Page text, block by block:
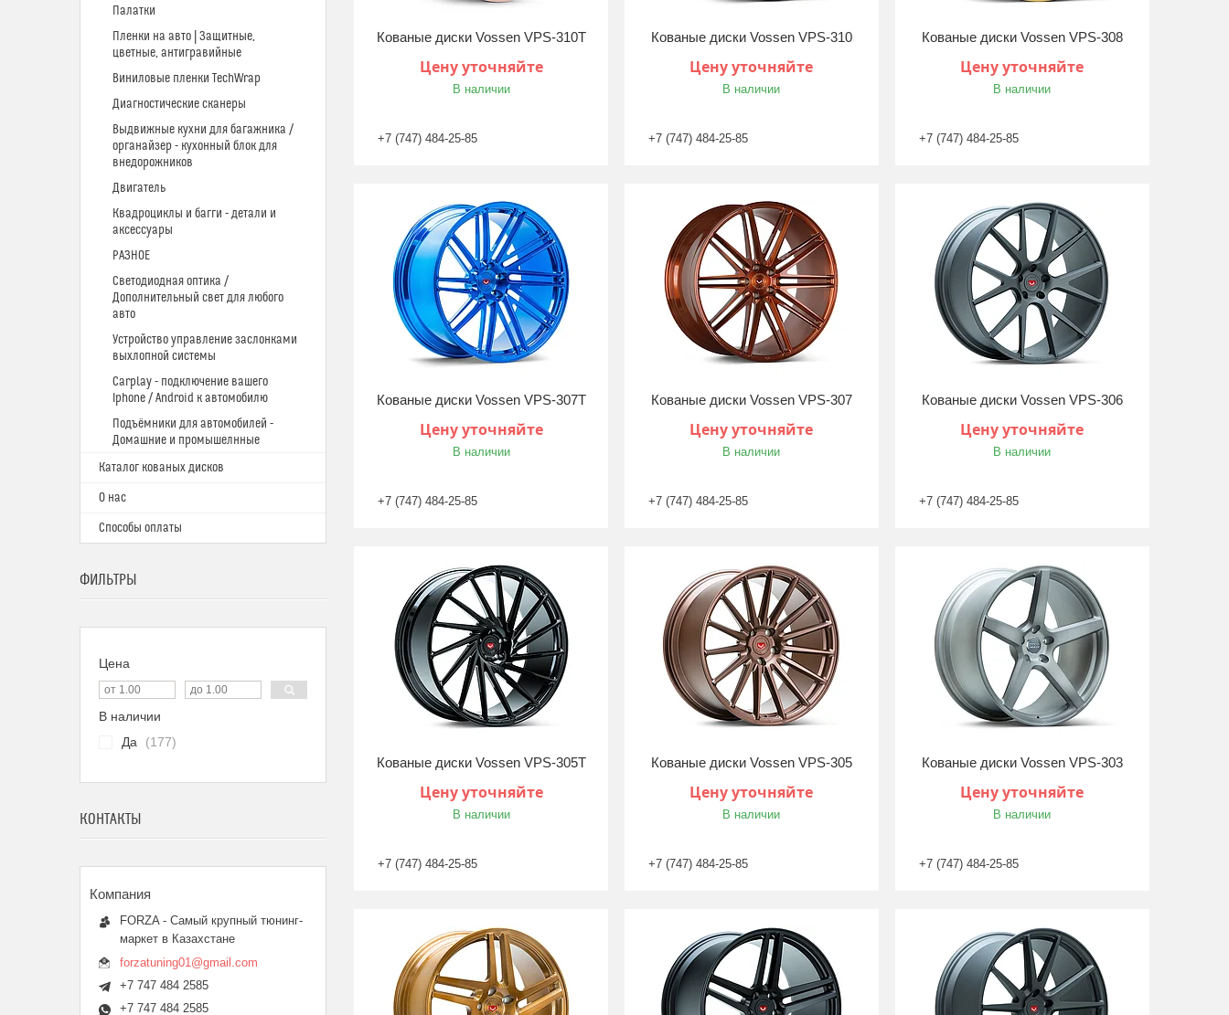
Кованые диски Vossen VPS-310T
Цену уточняйте
В наличии
+7 (747) 484-25-85
Кованые диски Vossen VPS-310
Цену уточняйте
В наличии
+7 (747) 484-25-85
Кованые диски Vossen VPS-308
Цену уточняйте
В наличии
+7 (747) 484-25-85
Кованые диски Vossen VPS-307T
Цену уточняйте
В наличии
+7 (747) 484-25-85
Кованые диски Vossen VPS-307
Цену уточняйте
В наличии
+7 (747) 484-25-85
Кованые диски Vossen VPS-306
Цену уточняйте
В наличии
+7 (747) 484-25-85
Кованые диски Vossen VPS-305T
Цену уточняйте
В наличии
+7 (747) 484-25-85
Кованые диски Vossen VPS-305
Цену уточняйте
В наличии
+7 (747) 484-25-85
Кованые диски Vossen VPS-303
Цену уточняйте
В наличии
+7 (747) 484-25-85
Палатки
Пленки на авто | Защитные,
цветные, антигравийные
Виниловые пленки TechWrap
Диагностические сканеры
Выдвижные кухни для багажника /
органайзер - кухонный блок для
внедорожников
Двигатель
Квадроциклы и багги - детали и
аксессуары
РАЗНОЕ
Светодиодная оптика /
Дополнительный свет для любого
авто
Устройство управление заслонками
выхлопной системы
Carplay - подключение вашего
Iphone / Android к автомобилю
Подъёмники для автомобилей -
Домашние и промышелнные
Каталог кованых дисков
О нас
Способы оплаты
ФИЛЬТРЫ
Цена
В наличии
Да
177
КОНТАКТЫ
FORZA - Самый крупный тюнинг-
маркет в Казахстане
forzatuning01@gmail.com
+7 747 484 2585
+7 747 484 2585